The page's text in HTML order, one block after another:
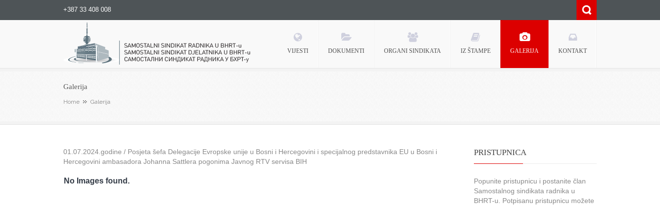
+387 33 408 008
Samostalni sindikat radnika u BHRT-u
VIJESTI DOKUMENTI ORGANI SINDIKATA IZ ŠTAMPE GALERIJA KONTAKT
Galerija
Home Galerija
01.07.2024.godine / Posjeta šefa Delegacije Evropske unije u Bosni i Hercegovini i specijalnog predstavnika EU u Bosni i
Hercegovini ambasadora Johanna Sattlera pogonima Javnog RTV servisa BIH
No Images found.
PRISTUPNICA
Popunite pristupnicu i postanite član
Samostalnog sindikata radnika u
BHRT-u. Potpisanu pristupnicu možete